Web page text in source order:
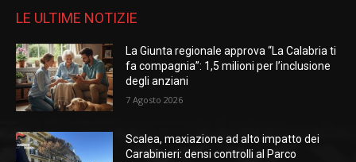
LE ULTIME NOTIZIE
La Giunta regionale approva “La Calabria ti
fa compagnia”: 1,5 milioni per l’inclusione
degli anziani
7 Agosto 2026
Scalea, maxiazione ad alto impatto dei
Carabinieri: densi controlli al Parco